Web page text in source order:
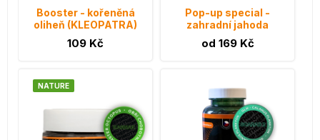
Booster - kořeněná
oliheň (KLEOPATRA)
109 Kč
Pop-up special -
zahradní jahoda
od 169 Kč
NATURE